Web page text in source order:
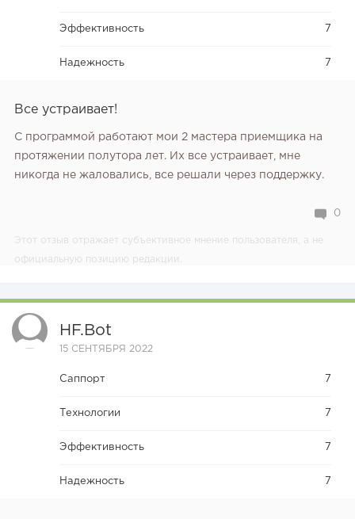
Эффективность 7
Надежность 7
Bсе устраивает!
С программой работают мои 2 мастера приемщика на
протяжении полутора лет. Их все устраивает, мне
никогда не жаловались, все решали через поддержку.
0
Этот отзыв отражает субъективное мнение пользователя, а не
официальную позицию редакции.
HF.bot
15 СЕНТЯБРЯ 2022
Саппорт 7
Технологии 7
Эффективность 7
Надежность 7